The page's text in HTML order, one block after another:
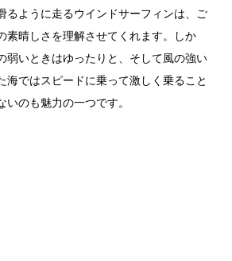
るように走るウインドサーフィンは、ご
素晴しさを理解させてくれます。しか
弱いときはゆったりと、そして風の強い
海ではスピードに乗って激しく乗ること
のも魅力の一つです。